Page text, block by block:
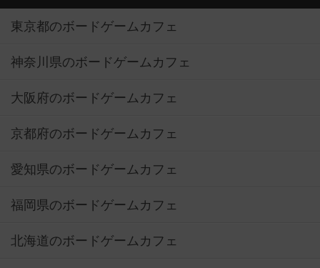
東京都のボードゲームカフェ
神奈川県のボードゲームカフェ
大阪府のボードゲームカフェ
京都府のボードゲームカフェ
愛知県のボードゲームカフェ
福岡県のボードゲームカフェ
北海道のボードゲームカフェ